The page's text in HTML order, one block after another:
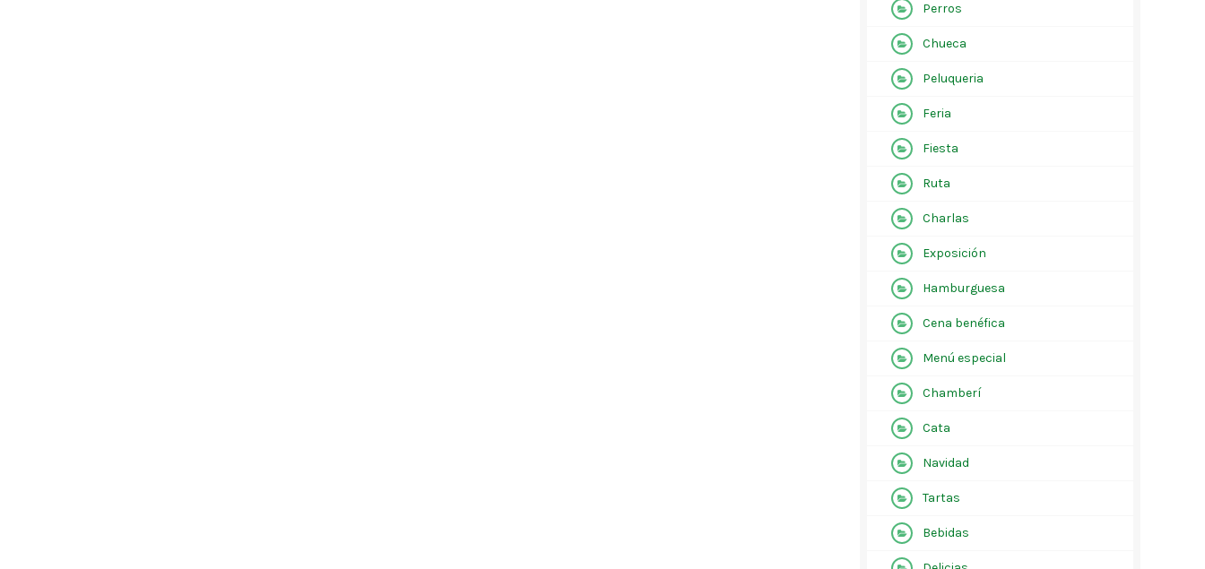
Perros
Chueca
Peluqueria
Feria
Fiesta
Ruta
Charlas
Exposición
Hamburguesa
Cena benéfica
Menú especial
Chamberí
Cata
Navidad
Tartas
Bebidas